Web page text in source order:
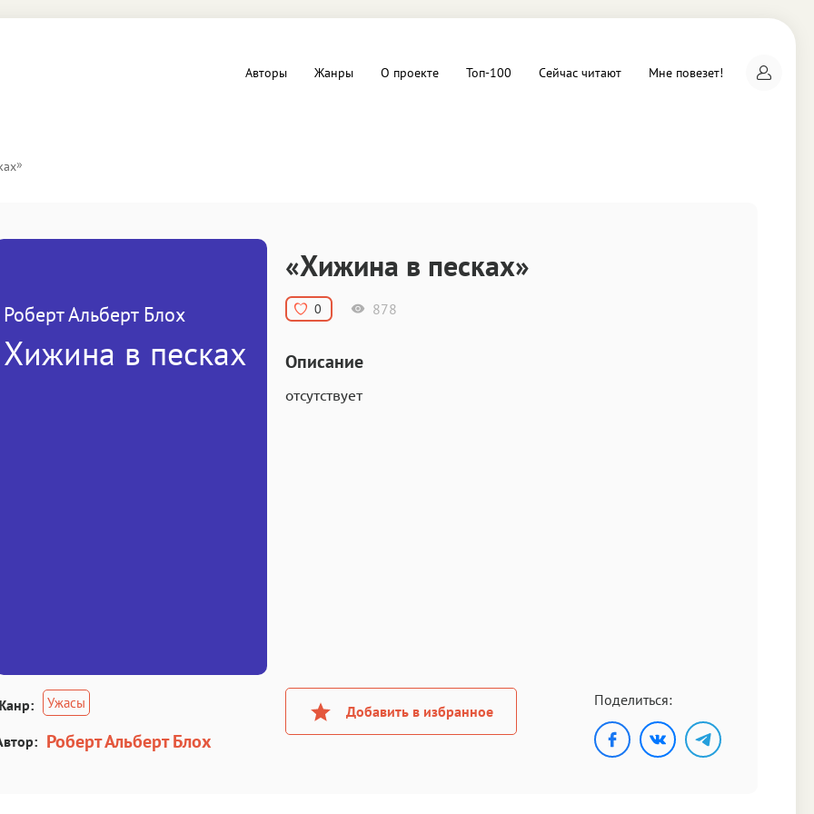
Драматургия
Компьютеры и Интернет
Фольклор
Авторы Жанры О проекте Топ-100 Сейчас читают Мне повезет!
»
Роберт Альберт Блох
Хижина в песках
Ужасы
Роберт Альберт Блох
«Хижина в песках»
0 878
Описание
отсутствует
Добавить в избранное
Поделиться: